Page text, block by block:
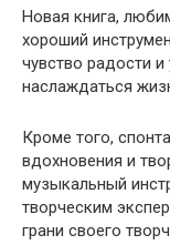
Новая книга,
хороший
чувство радости
наслаждаться
Кроме того,
вдохновения и
музыкальный
творческим
грани своего